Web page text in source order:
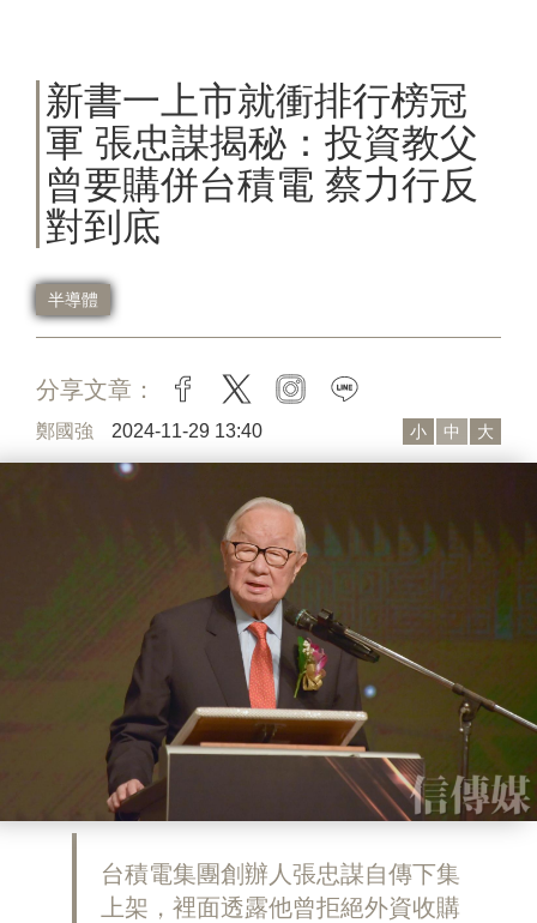
新書一上市就衝排行榜冠
軍 張忠謀揭秘：投資教父
曾要購併台積電 蔡力行反
對到底
半導體
分享文章： facebook
twitter instagram
鄭國強 2024-11-29 13:40 小 中 大
台積電集團創辦人張忠謀自傳下集
上架，裡面透露他曾拒絕外資收購